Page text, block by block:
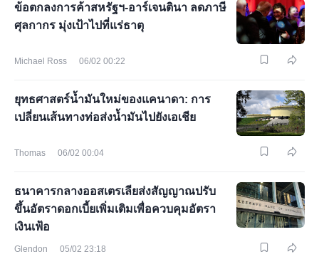
ข้อตกลงการค้าสหรัฐฯ-อาร์เจนตินา ลดภาษี
ศุลกากร มุ่งเป้าไปที่แร่ธาตุ
Michael Ross 06/02 00:22
ยุทธศาสตร์น้ำมันใหม่ของแคนาดา: การ
เปลี่ยนเส้นทางท่อส่งน้ำมันไปยังเอเชีย
Thomas 06/02 00:04
ธนาคารกลางออสเตรเลียส่งสัญญาณปรับ
ขึ้นอัตราดอกเบี้ยเพิ่มเติมเพื่อควบคุมอัตรา
เงินเฟ้อ
Glendon 05/02 23:18